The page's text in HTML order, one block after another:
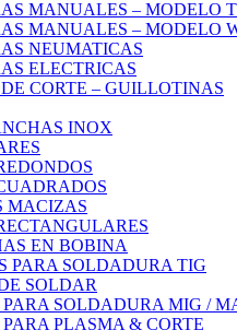
MANUALES – MODELO
MANUALES – MODELO
NEUMATICAS
ELECTRICAS
CORTE – GUILLOTINAS
INOX
MACIZAS
EN BOBINA
PARA SOLDADURA TIG
SOLDAR
PARA SOLDADURA MIG /
PLASMA & CORTE